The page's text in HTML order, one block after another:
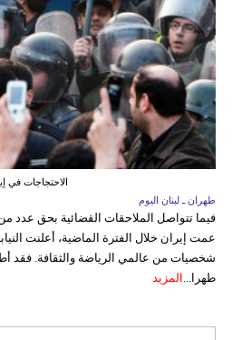
الاحتجاجات في
طهران ـ لبنان اليوم
فيما تتواصل الملاحقات القضائية بحق عدد
عمت إيران خلال الفترة الماضية، أعلنت
شخصيات من عالمي الرياضة والثقافة. فقد
طهرا... المزيد